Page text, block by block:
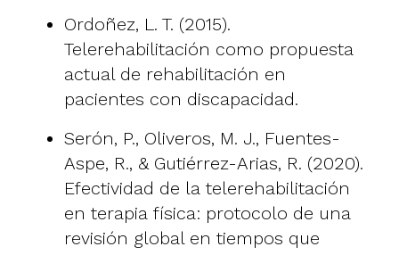
Ordoñez, L. T. (2015).
Telerehabilitación como propuesta
actual de rehabilitación en
pacientes con discapacidad.
Serón, P., Oliveros, M. J., Fuentes-
Aspe, R., & Gutiérrez-Arias, R. (2020).
Efectividad de la telerehabilitación
en terapia física: protocolo de una
revisión global en tiempos que